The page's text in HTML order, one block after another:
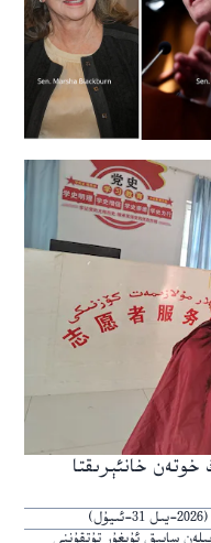
خانئېرىقتا